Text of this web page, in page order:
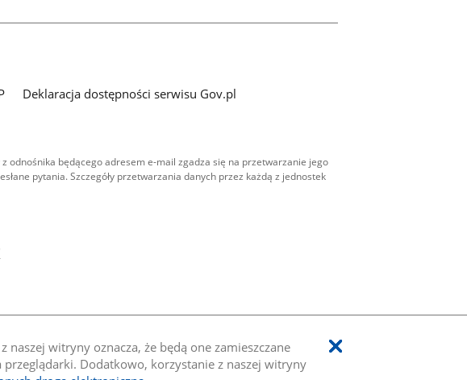
witryny oznacza, że będą one zamieszczane
Dodatkowo, korzystanie z naszej witryny
Deklaracja dostępności serwisu Gov.pl
odnośnika będącego adresem e-mail zgadza się na przetwarzanie jego
pytania. Szczegóły przetwarzania danych przez każdą z jednostek